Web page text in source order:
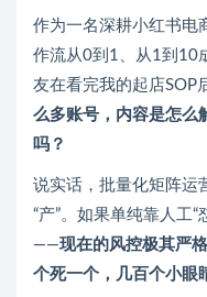
作为一名深耕小红书电
作流从0到1、从1到10
友在看完我的起店SOP
么多账号，内容是怎么
吗？
说实话，批量化矩阵运
“产”。如果单纯靠人工
——现在的风控极其严
个死一个，几百个小眼